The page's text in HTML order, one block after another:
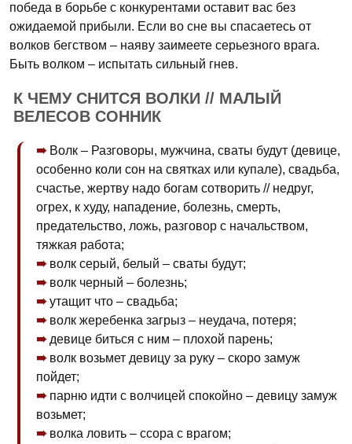
победа в борьбе с конкурентами оставит вас без
ожидаемой прибыли. Если во сне вы спасаетесь от
волков бегством – наяву заимеете серьезного врага.
Быть волком – испытать сильный гнев.
К ЧЕМУ СНИТСЯ ВОЛКИ // МАЛЫЙ
ВЕЛЕСОВ СОННИК
Волк – Разговоры, мужчина, сваты будут (девице,
особенно коли сон на святках или купале), свадьба,
счастье, жертву надо богам сотворить // недруг,
огрех, к худу, нападение, болезнь, смерть,
предательство, ложь, разговор с начальством,
тяжкая работа;
волк серый, белый – сваты будут;
волк черный – болезнь;
утащит что – свадьба;
волк жеребенка загрыз – неудача, потеря;
девице биться с ним – плохой парень;
волк возьмет девицу за руку – скоро замуж
пойдет;
парню идти с волчицей спокойно – девицу замуж
возьмет;
волка ловить – ссора с врагом;